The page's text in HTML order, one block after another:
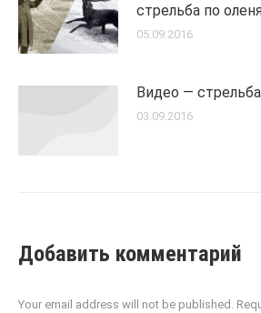
стрельба по
05.09.2016
Видео —
03.09.2016
Добавить комментарий
Your email address will not be published.